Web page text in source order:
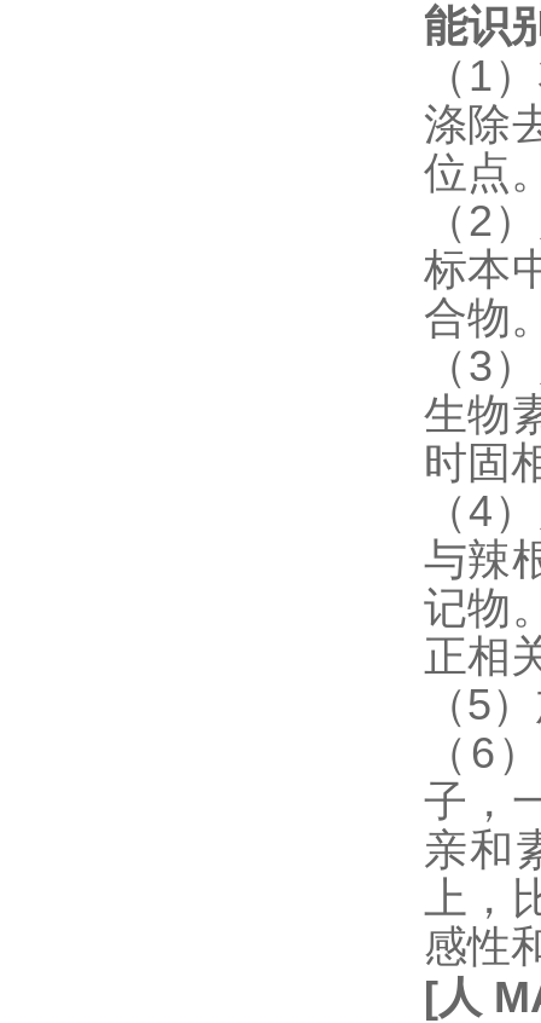
能识
（1
涤除
位点
（2
标本
合物
（3
生物
时固
（4
与辣
记物
正相
（5
（6
子，
亲和
上
感性
[人